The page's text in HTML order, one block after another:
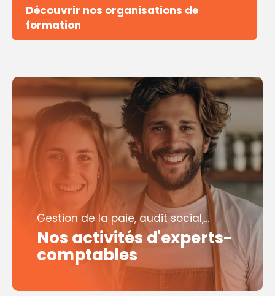
Découvrir nos organisations de
formation
Gestion de la paie, audit social,...
Nos activités d'experts-
comptables